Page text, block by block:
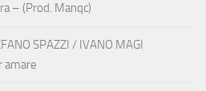
– (Prod. Manqc)
SPAZZI / IVANO MAGI
amare